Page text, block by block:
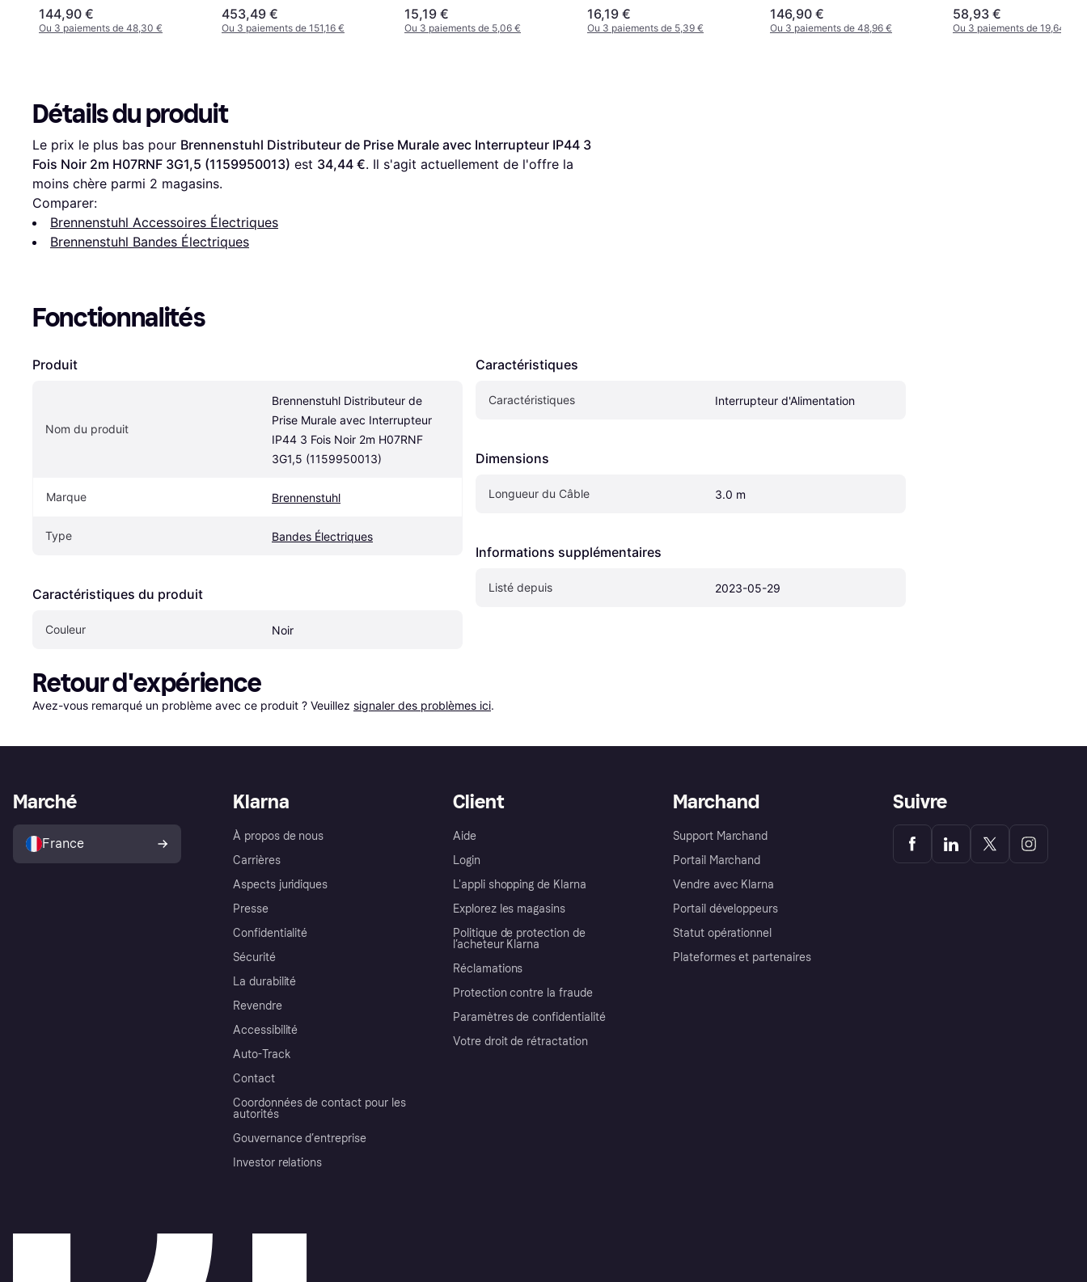
144,90 €
Ou 3 paiements de 48,30 €
AP7553
453,49 €
Ou 3 paiements de 151,16 €
15,19 €
Ou 3 paiements de 5,06 €
16,19 €
Ou 3 paiements de 5,39 €
146,90 €
Ou 3 paiements de 48,96 €
58,93 €
Ou 3 paiements de 19,64 €
Détails du produit
Le prix le plus bas pour Brennenstuhl Distributeur de Prise Murale avec Interrupteur IP44 3
Fois Noir 2m H07RNF 3G1,5 (1159950013) est 34,44 €. Il s'agit actuellement de l'offre la
moins chère parmi 2 magasins.
Comparer:
Brennenstuhl Accessoires Électriques
Brennenstuhl Bandes Électriques
Fonctionnalités
Produit
Nom du produit
Brennenstuhl Distributeur de
Prise Murale avec Interrupteur
IP44 3 Fois Noir 2m H07RNF
3G1,5 (1159950013)
Marque Brennenstuhl
Type Bandes Électriques
Caractéristiques du produit
Couleur Noir
Caractéristiques
Caractéristiques Interrupteur d'Alimentation
Dimensions
Longueur du Câble 3.0 m
Informations supplémentaires
Listé depuis 2023-05-29
Retour d'expérience
Avez-vous remarqué un problème avec ce produit ? Veuillez signaler des problèmes ici.
Klarna
À propos de nous
Carrières
Aspects juridiques
Presse
Confidentialité
Sécurité
La durabilité
Revendre
Accessibilité
Auto-Track
Contact
Coordonnées de contact pour les
autorités
Gouvernance d’entreprise
Investor relations
Client
Aide
Login
L'appli shopping de Klarna
Explorez les magasins
Politique de protection de
l’acheteur Klarna
Réclamations
Protection contre la fraude
Paramètres de confidentialité
Votre droit de rétractation
Marchand
Support Marchand
Portail Marchand
Vendre avec Klarna
Portail développeurs
Statut opérationnel
Plateformes et partenaires
Marché
France
Suivre